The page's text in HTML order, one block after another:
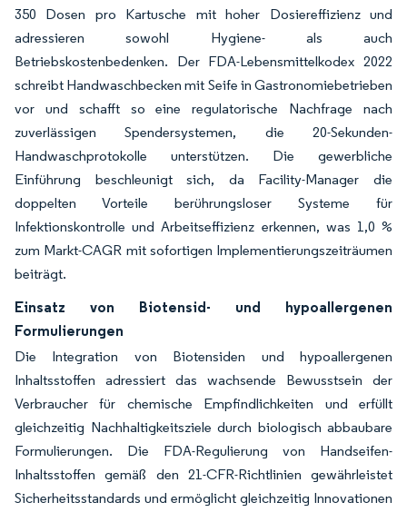
350 Dosen pro Kartusche mit hoher Dosiereffizienz und
adressieren sowohl Hygiene- als auch
Betriebskostenbedenken. Der FDA-Lebensmittelkodex 2022
schreibt Handwaschbecken mit Seife in Gastronomiebetrieben
vor und schafft so eine regulatorische Nachfrage nach
zuverlässigen Spendersystemen, die 20-Sekunden-
Handwaschprotokolle unterstützen. Die gewerbliche
Einführung beschleunigt sich, da Facility-Manager die
doppelten Vorteile berührungsloser Systeme für
Infektionskontrolle und Arbeitseffizienz erkennen, was 1,0 %
zum Markt-CAGR mit sofortigen Implementierungszeiträumen
beiträgt.
Einsatz von Biotensid- und hypoallergenen
Formulierungen
Die Integration von Biotensiden und hypoallergenen
Inhaltsstoffen adressiert das wachsende Bewusstsein der
Verbraucher für chemische Empfindlichkeiten und erfüllt
gleichzeitig Nachhaltigkeitsziele durch biologisch abbaubare
Formulierungen. Die FDA-Regulierung von Handseifen-
Inhaltsstoffen gemäß den 21-CFR-Richtlinien gewährleistet
Sicherheitsstandards und ermöglicht gleichzeitig Innovationen